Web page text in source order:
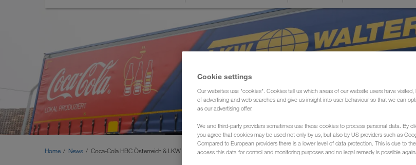
Home News Coca-Cola HBC Österreich & LKW WALTER bringen E-LKW auf den Weg
Cookie settings
Our websites use "cookies". Cookies tell us which areas of our website users have
of advertising and web searches and give us insight into user behaviour so that we can
as our advertising offer.
We and third-party providers sometimes use these cookies to process personal data. By
you agree that cookies may be used not only by us, but also by US providers such as
Compared to European providers there is a lower level of data protection. This is due to
access this data for control and monitoring purposes and no legal remedy is possible